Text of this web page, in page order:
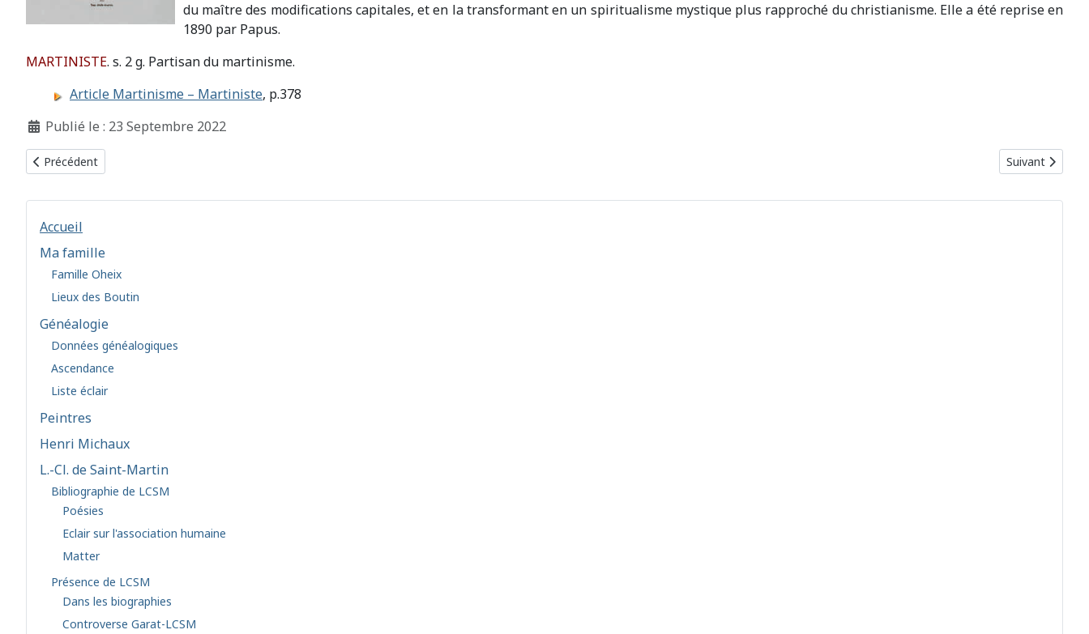
Accueil
Ma famille
Famille Oheix
Lieux des Boutin
Généalogie
Données généalogiques
Ascendance
Liste éclair
Peintres
Henri Michaux
L.-Cl. de Saint-Martin
Bibliographie de LCSM
Poésies
Eclair sur l'association humaine
Matter
Présence de LCSM
Dans les biographies
Controverse Garat-LCSM
du maître des modifications capitales, et en la transformant en un spiritualisme mystique plus rapproché du christianisme. Elle a été reprise en
1890 par Papus.
MARTINISTE. s. 2 g. Partisan du martinisme.
Article Martinisme – Martiniste, p.378
Détails
Publié le : 23 Septembre 2022
Article précédent : 1893 - De l'état des Sociétés secrètes
Précédent Article suivant :
Suivant